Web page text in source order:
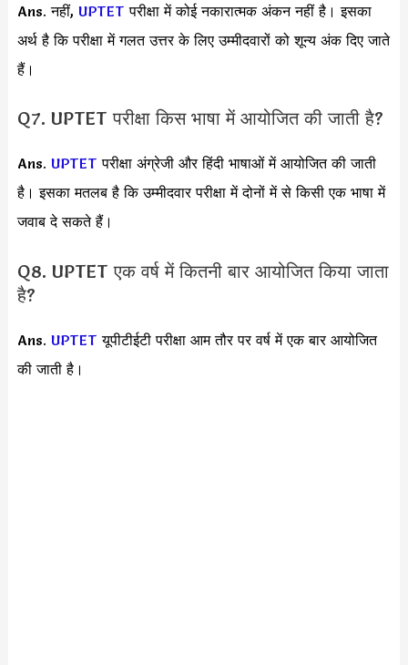
Ans. नहीं, UPTET परीक्षा में कोई नकारात्मक अंकन नहीं है। इसका
अर्थ है कि परीक्षा में गलत उत्तर के लिए उम्मीदवारों को शून्य अंक दिए जाते
हैं।
Q7. UPTET परीक्षा किस भाषा में आयोजित की जाती है?
Ans. UPTET परीक्षा अंग्रेजी और हिंदी भाषाओं में आयोजित की जाती
है। इसका मतलब है कि उम्मीदवार परीक्षा में दोनों में से किसी एक भाषा में
जवाब दे सकते हैं।
Q8. UPTET एक वर्ष में कितनी बार आयोजित किया जाता
है?
Ans. UPTET यूपीटीईटी परीक्षा आम तौर पर वर्ष में एक बार आयोजित
की जाती है।